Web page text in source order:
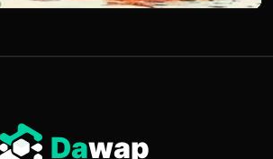
Dawap